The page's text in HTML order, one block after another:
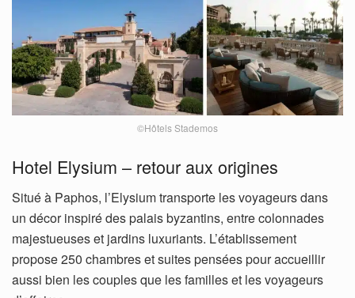
©Hôtels Stademos
Hotel Elysium – retour aux origines
Situé à Paphos, l’Elysium transporte les voyageurs dans
un décor inspiré des palais byzantins, entre colonnades
majestueuses et jardins luxuriants. L’établissement
propose 250 chambres et suites pensées pour accueillir
aussi bien les couples que les familles et les voyageurs